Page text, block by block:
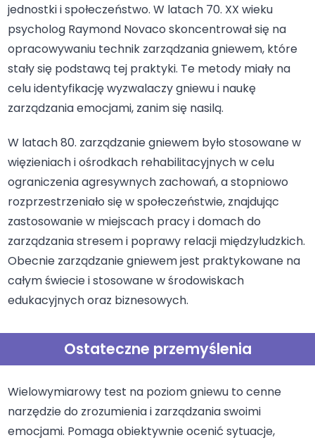
jednostki i społeczeństwo. W latach 70. XX wieku
psycholog Raymond Novaco skoncentrował się na
opracowywaniu technik zarządzania gniewem, które
stały się podstawą tej praktyki. Te metody miały na
celu identyfikację wyzwalaczy gniewu i naukę
zarządzania emocjami, zanim się nasilą.
W latach 80. zarządzanie gniewem było stosowane w
więzieniach i ośrodkach rehabilitacyjnych w celu
ograniczenia agresywnych zachowań, a stopniowo
rozprzestrzeniało się w społeczeństwie, znajdując
zastosowanie w miejscach pracy i domach do
zarządzania stresem i poprawy relacji międzyludzkich.
Obecnie zarządzanie gniewem jest praktykowane na
całym świecie i stosowane w środowiskach
edukacyjnych oraz biznesowych.
Ostateczne przemyślenia
Wielowymiarowy test na poziom gniewu to cenne
narzędzie do zrozumienia i zarządzania swoimi
emocjami. Pomaga obiektywnie ocenić sytuacje,